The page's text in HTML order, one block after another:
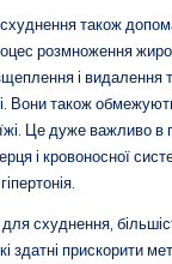
також
розмноження
і видалення
Вони також
Це дуже важливо в
і кровоносної
схуднення,
здатні прискорити